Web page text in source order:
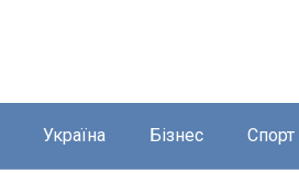
Україна Бізнес Спорт